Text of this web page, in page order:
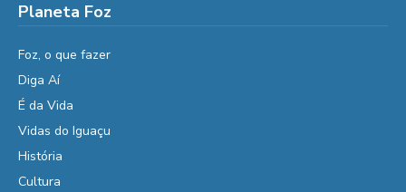
Planeta Foz
Foz, o que fazer
Diga Aí
É da Vida
Vidas do Iguaçu
História
Cultura